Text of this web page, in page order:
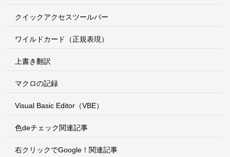
クイックアクセスツールバー
ワイルドカード（正規表現）
上書き翻訳
マクロの記録
Visual Basic Editor（VBE）
色deチェック関連記事
右クリックでGoogle！関連記事